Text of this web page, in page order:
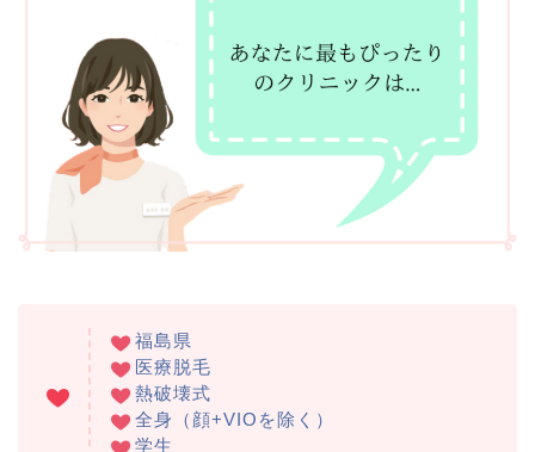
福島県
医療脱毛
熱破壊式
全身（顔+VIOを除く）
学生